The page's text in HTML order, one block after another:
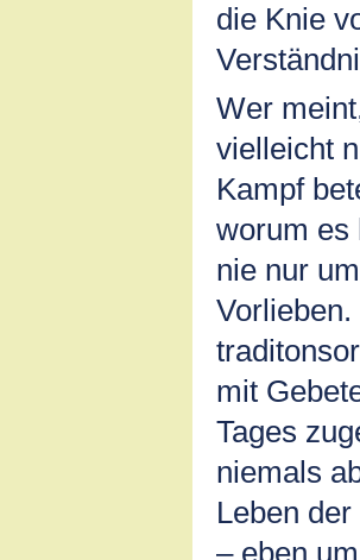
die Knie
Wer
vielleicht
Kampf
worum es
nie nur
mit
Tages
niemals
Leben